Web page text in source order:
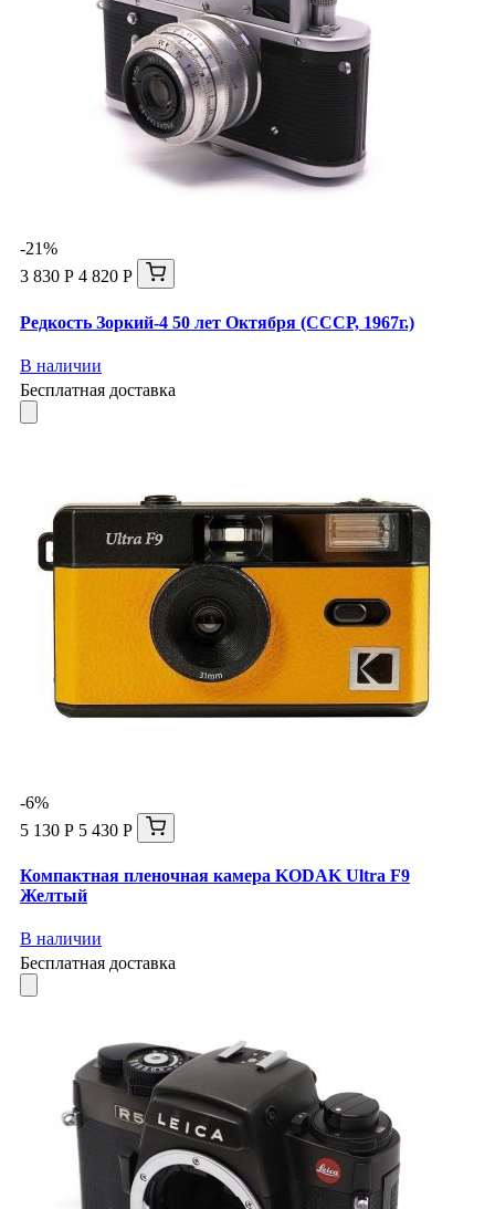
-21%
3 830 Р 4 820 Р
Редкость Зоркий-4 50 лет Октября (СССР, 1967г.)
В наличии
Бесплатная доставка
-6%
5 130 Р 5 430 Р
Компактная пленочная камера KODAK Ultra F9
Желтый
В наличии
Бесплатная доставка